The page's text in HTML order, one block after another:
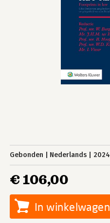
Gebonden Nederlands 2024
€ 106,00
In winkelwagen